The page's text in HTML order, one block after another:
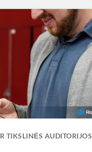
TIKSLINĖS AUDITORIJOS